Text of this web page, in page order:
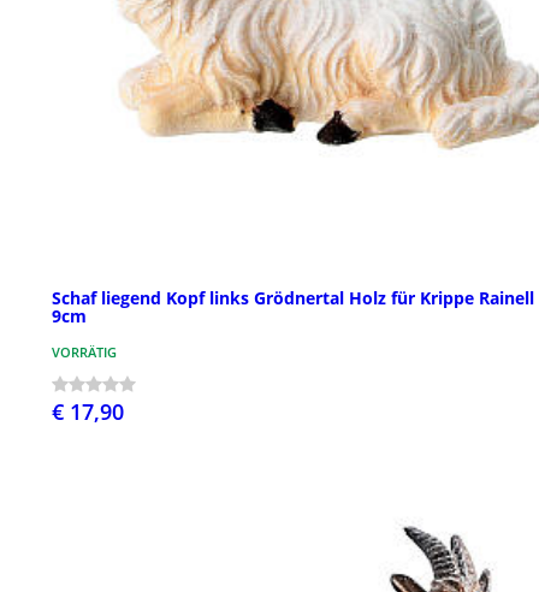
Schaf liegend Kopf links Grödnertal Holz für Krippe Rainell
9cm
VORRÄTIG
€ 17,90